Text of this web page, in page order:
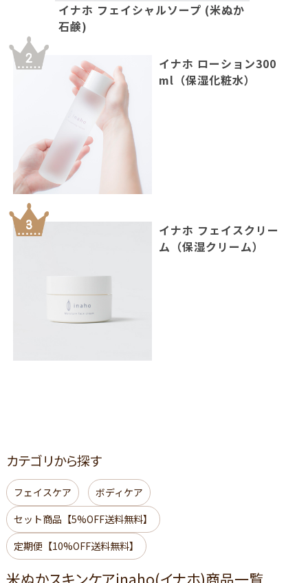
イナホ フェイシャルソープ (米ぬか
石鹸)
イナホ ローション300
ml（保湿化粧水）
イナホ フェイスクリー
ム（保湿クリーム）
カテゴリから探す
フェイスケア
ボディケア
セット商品【5%OFF送料無料】
定期便【10%OFF送料無料】